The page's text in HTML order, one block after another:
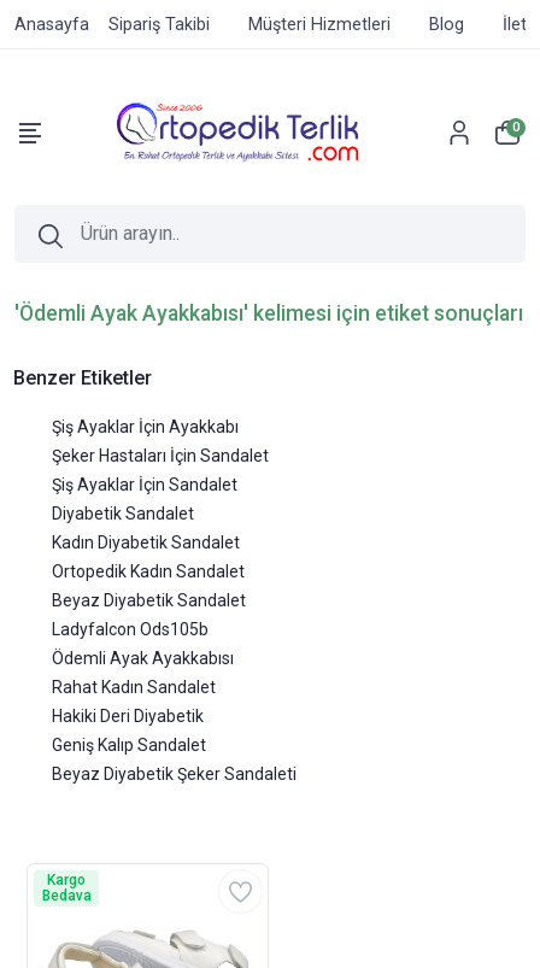
Anasayfa Sipariş Takibi Müşteri Hizmetleri Blog
0
'Ödemli Ayak Ayakkabısı' kelimesi için etiket sonuçları
Benzer Etiketler
Şiş Ayaklar İçin Ayakkabı
Şeker Hastaları İçin Sandalet
Şiş Ayaklar İçin Sandalet
Diyabetik Sandalet
Kadın Diyabetik Sandalet
Ortopedik Kadın Sandalet
Beyaz Diyabetik Sandalet
Ladyfalcon Ods105b
Ödemli Ayak Ayakkabısı
Rahat Kadın Sandalet
Hakiki Deri Diyabetik
Geniş Kalıp Sandalet
Beyaz Diyabetik Şeker Sandaleti
Kargo
Bedava